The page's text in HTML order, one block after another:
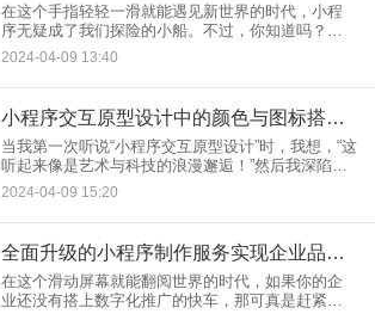
在这个手指轻轻一滑就能遇见新世界的时代，小程
序无疑成了我们探险的小船。不过，你知道吗？在
这艘小船扬帆起航之前，它需要经过一系列复杂却
精彩的设计与开发过程。今天，我就来分享一下我
2024-04-09 13:40
小程序交互原型设计中的颜色与图标搭配原则解析
当我第一次听说“小程序交互原型设计”时，我想，“这
听起来像是艺术与科技的浪漫邂逅！”然后我深陷其
中，探索如何让这段浪漫的故事发挥出最动人的魅
力。让我带你一起进入这个充满色彩和图标的世
2024-04-09 15:20
全面升级的小程序制作服务实现企业品牌数字化推广
在这个滑动屏幕就能翻阅世界的时代，如果你的企
业还没有搭上数字化推广的快车，那可真是赶紧咬